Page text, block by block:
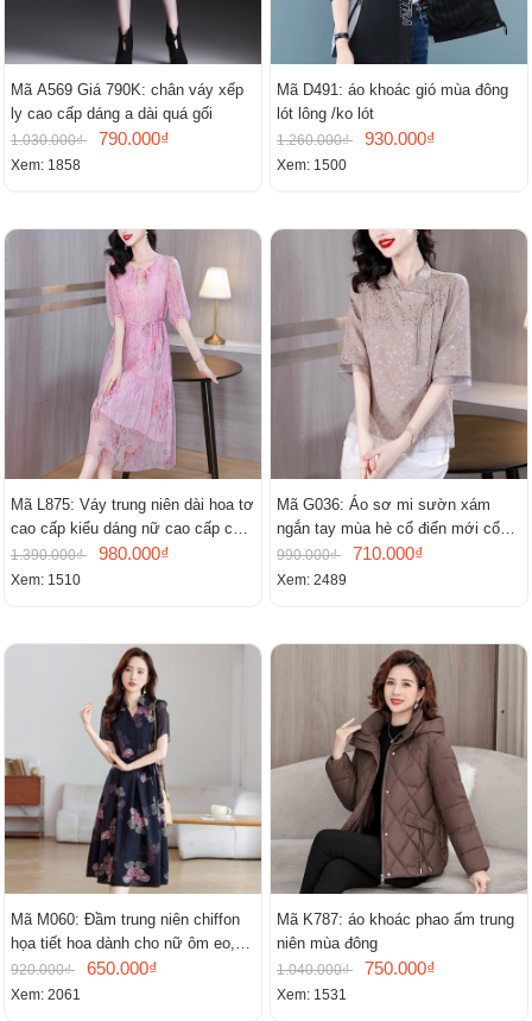
Mã A569 Giá 790K: chân váy xếp
ly cao cấp dáng a dài quá gối
1.030.000₫ 790.000₫
Xem: 1858
Mã D491: áo khoác gió mùa đông
lót lông /ko lót
1.260.000₫ 930.000₫
Xem: 1500
Mã L875: Váy trung niên dài hoa tơ
cao cấp kiểu dáng nữ cao cấp cao
cấp thần
1.390.000₫ 980.000₫
Xem: 1510
Mã G036: Áo sơ mi sườn xám
ngắn tay mùa hè cổ điển mới cổ
đứng
990.000₫ 710.000₫
Xem: 2489
Mã M060: Đầm trung niên chiffon
họa tiết hoa dành cho nữ ôm eo,
cổ chữ V, đầm midi tay ngắn thanh
lịch.
920.000₫ 650.000₫
Xem: 2061
Mã K787: áo khoác phao ấm trung
niên mùa đông
1.040.000₫ 750.000₫
Xem: 1531